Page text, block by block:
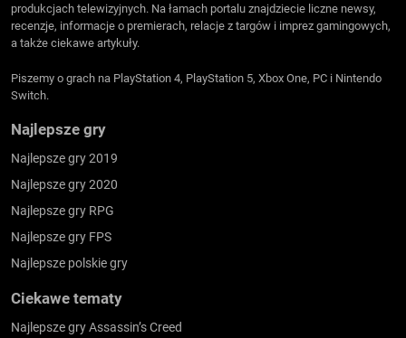
produkcjach telewizyjnych. Na łamach portalu znajdziecie liczne newsy,
recenzje, informacje o premierach, relacje z targów i imprez gamingowych,
a także ciekawe artykuły.
Piszemy o grach na PlayStation 4, PlayStation 5, Xbox One, PC i Nintendo
Switch.
Najlepsze gry
Najlepsze gry 2019
Najlepsze gry 2020
Najlepsze gry RPG
Najlepsze gry FPS
Najlepsze polskie gry
Ciekawe tematy
Najlepsze gry Assassin’s Creed